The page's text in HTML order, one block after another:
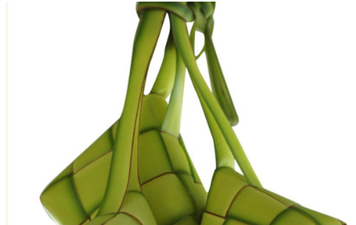
Becakmabur Branding Agency | Marketing Consultant and
SEARCH